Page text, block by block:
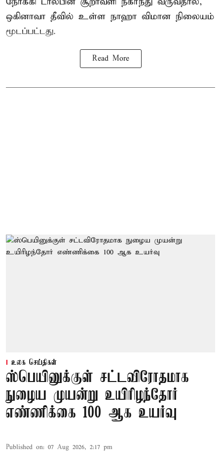
ஒகினாவா தீவில் உள்ள நாஹா விமான நிலையம்
மூடப்பட்டது.
Read More
உலக செய்திகள்
ஸ்பெயினுக்குள் சட்டவிரோதமாக
நுழைய முயன்று உயிரிழந்தோர்
எண்ணிக்கை 100 ஆக உயர்வு
Published on: 07 Aug 2026, 2:17 pm